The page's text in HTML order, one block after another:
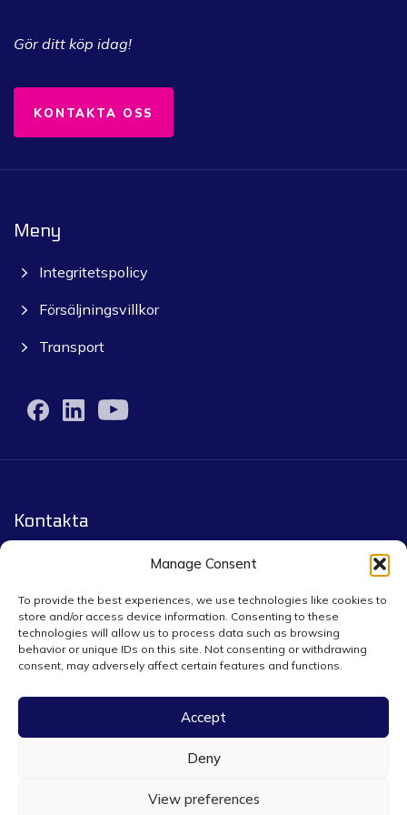
Manage Consent
To provide the best experiences, we use technologies like cookies to
store and/or access device information. Consenting to these
technologies will allow us to process data such as browsing
behavior or unique IDs on this site. Not consenting or withdrawing
consent, may adversely affect certain features and functions.
Accept
Deny
View preferences
Gör ditt köp idag!
KONTAKTA OSS
Meny
Integritetspolicy
Försäljningsvillkor
Transport
Kontakta
Yourpack.eu by Infigo Group co.
Leopoldstrasse 244, 80807 München
Złota 75A/7, 00819 Warszawa
+48 5391 04899 / +49 152 0733 8699
yourpack@infigogroup.com